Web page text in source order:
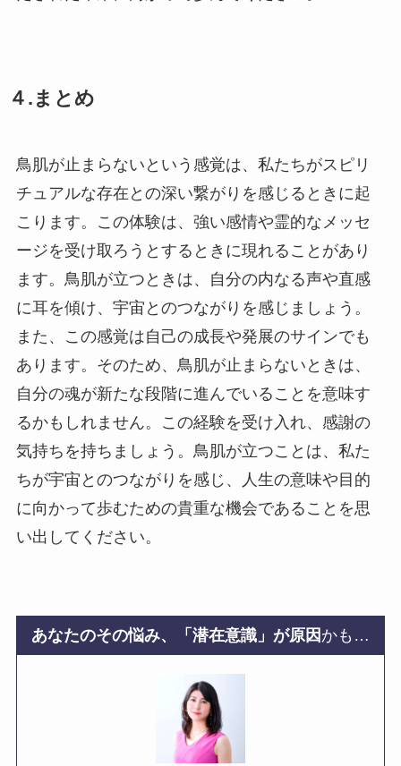
４.まとめ
鳥肌が止まらないという感覚は、私たちがスピリ
チュアルな存在との深い繋がりを感じるときに起
こります。この体験は、強い感情や霊的なメッセ
ージを受け取ろうとするときに現れることがあり
ます。鳥肌が立つときは、自分の内なる声や直感
に耳を傾け、宇宙とのつながりを感じましょう。
また、この感覚は自己の成長や発展のサインでも
あります。そのため、鳥肌が止まらないときは、
自分の魂が新たな段階に進んでいることを意味す
るかもしれません。この経験を受け入れ、感謝の
気持ちを持ちましょう。鳥肌が立つことは、私た
ちが宇宙とのつながりを感じ、人生の意味や目的
に向かって歩むための貴重な機会であることを思
い出してください。
あなたのその悩み、「潜在意識」が原因 かも…